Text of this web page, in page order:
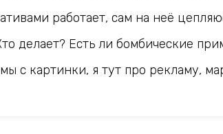
работает, сам на неё
делает? Есть ли бомбические
с картинки, я тут про рекламу,